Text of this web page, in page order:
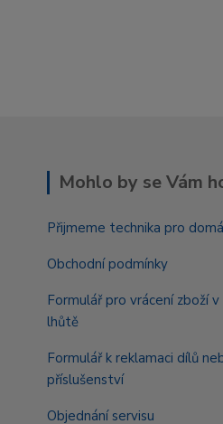
Mohlo by se Vám
Přijmeme technika pro
Obchodní podmínky
Formulář pro vrácení zboží v
lhůtě
Formulář k reklamaci dílů
příslušenství
Objednání servisu